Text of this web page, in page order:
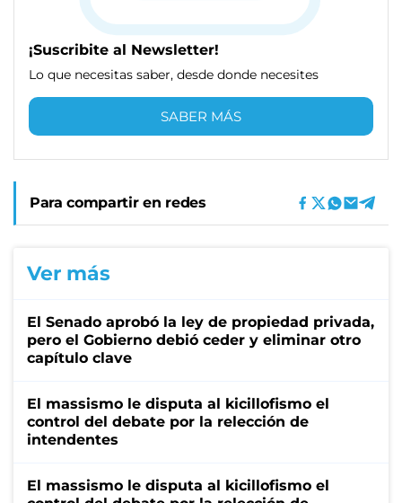
¡Suscribite al Newsletter!
Lo que necesitas saber, desde donde necesites
SABER MÁS
Para compartir en redes
Ver más
El Senado aprobó la ley de propiedad privada,
pero el Gobierno debió ceder y eliminar otro
capítulo clave
El massismo le disputa al kicillofismo el
control del debate por la relección de
intendentes
El massismo le disputa al kicillofismo el